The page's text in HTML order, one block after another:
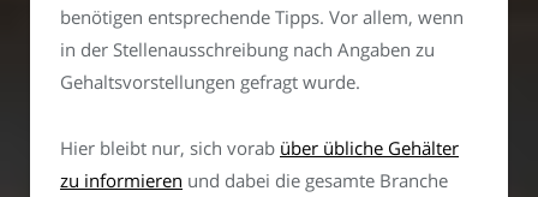
benötigen entsprechende Tipps. Vor allem, wenn
in der Stellenausschreibung nach Angaben zu
Gehaltsvorstellungen gefragt wurde.
Hier bleibt nur, sich vorab über übliche Gehälter
zu informieren und dabei die gesamte Branche